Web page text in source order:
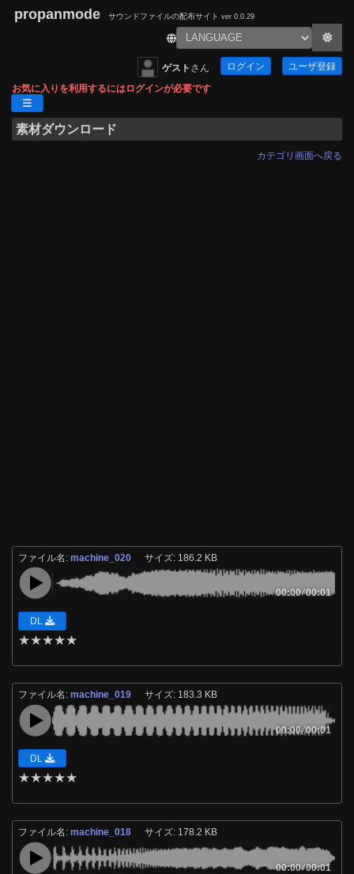
propanmode サウンドファイルの配布サイト ver 0.0.29
ゲスト さん ログイン ユーザ登録
お気に入りを利用するにはログインが必要です
素材ダウンロード
カテゴリ画面へ戻る
ファイル名:machine_020 サイズ: 186.2 KB
00:00/00:01
DL
★★★★★
ファイル名:machine_019 サイズ: 183.3 KB
00:00/00:01
DL
★★★★★
ファイル名:machine_018 サイズ: 178.2 KB
00:00/00:01